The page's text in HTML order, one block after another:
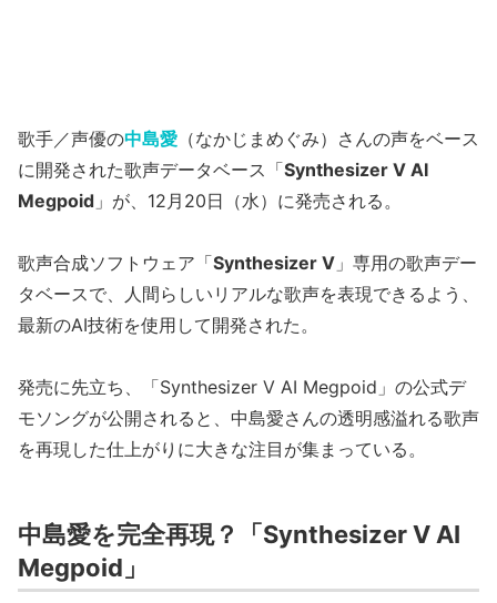
歌手／声優の中島愛 （なかじまめぐみ）さんの声をベース
に開発された歌声データベース「Synthesizer V AI
Megpoid 」が、12月20日（水）に発売される。
歌声合成ソフトウェア「Synthesizer V 」専用の歌声デー
タベースで、人間らしいリアルな歌声を表現できるよう、
最新のAI技術を使用して開発された。
発売に先立ち、「Synthesizer V AI Megpoid」の公式デ
モソングが公開されると、中島愛さんの透明感溢れる歌声
を再現した仕上がりに大きな注目が集まっている。
中島愛を完全再現？「Synthesizer V AI
Megpoid」